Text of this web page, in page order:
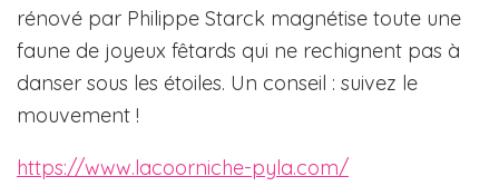
rénové par Philippe Starck magnétise toute une
faune de joyeux fêtards qui ne rechignent pas à
danser sous les étoiles. Un conseil : suivez le
mouvement !
https://www.lacoorniche-pyla.com/